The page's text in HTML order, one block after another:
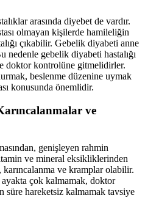
arasında diyebet de vardır.
olmayan kişilerde hamileliğin
çıkabilir. Gebelik diyabeti anne
gebelik diyabeti hastalığı
doktor kontrolüne gitmelidirler.
beslenme düzenine uymak
konusunda önemlidir.
ve
genişleyen rahmin
ve mineral eksikliklerinden
ve kramplar olabilir.
çok kalmamak, doktor
süre hareketsiz kalmamak tavsiye